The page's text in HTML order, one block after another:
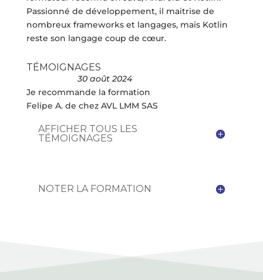
Passionné de développement, il maitrise de
nombreux frameworks et langages, mais Kotlin
reste son langage coup de cœur.
TÉMOIGNAGES
30 août 2024
Je recommande la formation
Felipe A. de chez AVL LMM SAS
AFFICHER TOUS LES
TÉMOIGNAGES
NOTER LA FORMATION